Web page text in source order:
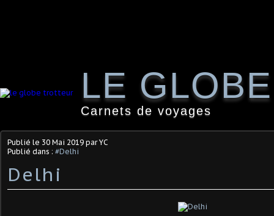
LE
Carnets de voyages
Publié le 30 Mai 2019 par YC
Publié dans : #Delhi
Delhi